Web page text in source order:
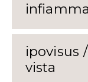
ipovisus
vista